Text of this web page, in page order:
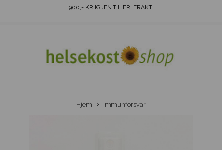
900,- KR IGJEN TIL FRI FRAKT!
Hjem Immunforsvar